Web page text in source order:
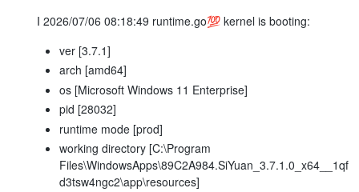
I 2026/07/06 08:18:49 runtime.go💯 kernel is booting:
ver [3.7.1]
arch [amd64]
os [Microsoft Windows 11 Enterprise]
pid [28032]
runtime mode [prod]
working directory [C:\Program
Files\WindowsApps\89C2A984.SiYuan_3.7.1.0_x64__1qf
d3tsw4ngc2\app\resources]